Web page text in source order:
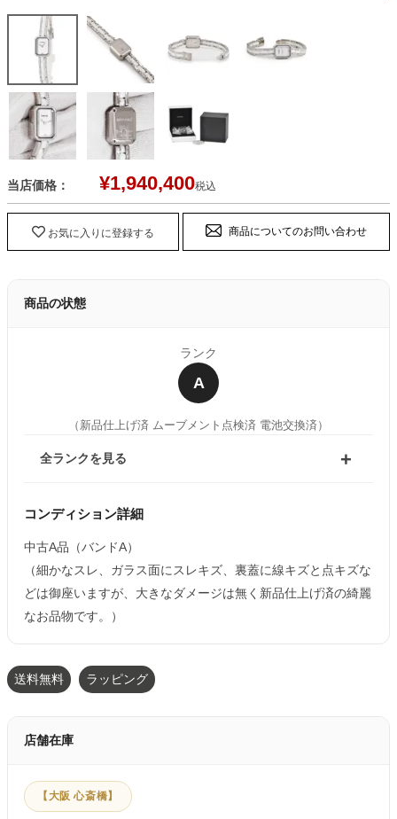
当店価格： ¥1,940,400税込
お気に入りに登録する 商品についてのお問い合わせ
商品の状態
ランク
A
（新品仕上げ済 ムーブメント点検済 電池交換済）
全ランクを見る
コンディション詳細
中古A品（バンドA）
（細かなスレ、ガラス面にスレキズ、裏蓋に線キズと点キズな
どは御座いますが、大きなダメージは無く新品仕上げ済の綺麗
なお品物です。）
送料無料 ラッピング
店舗在庫
【大阪 心斎橋】